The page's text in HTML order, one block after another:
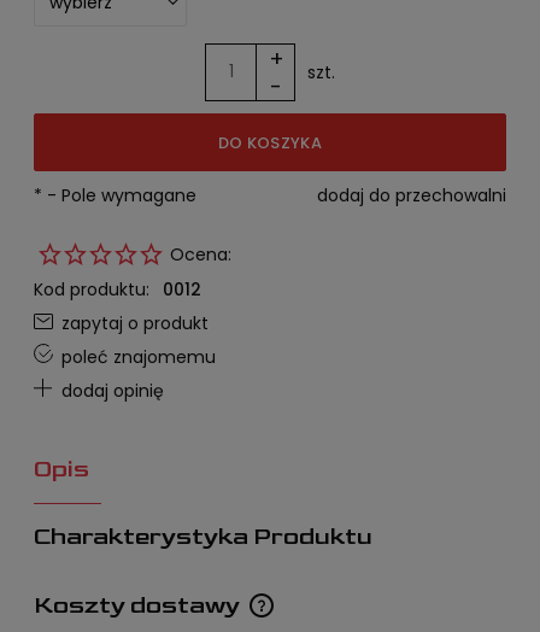
-
+ szt.
DO KOSZYKA
dodaj do przechowalni
* - Pole wymagane
Ocena:
Kod produktu:
0012
zapytaj o produkt
poleć znajomemu
dodaj opinię
Opis
Charakterystyka Produktu
Koszty dostawy
Cena nie zawiera ewentualnych kosztów płatności